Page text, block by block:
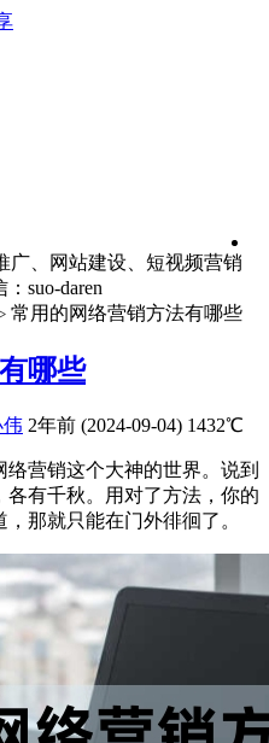
广、网站建设、短视频营销
suo-daren
常用的网络营销方法有哪些
哪些
伟 2年前 (2024-09-04) 1432℃
营销这个大神的世界。说到
有千秋。用对了方法，你的
那就只能在门外徘徊了。